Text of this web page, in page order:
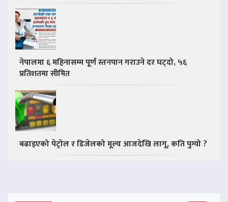
नेपालमा ६ महिनासम्म पूर्ण स्तनपान गराउने दर घट्दो, ५६
प्रतिशतमा सीमित
बढाइएको पेट्रोल र डिजेलको मूल्य आजदेखि लागू, कति पुग्यो ?